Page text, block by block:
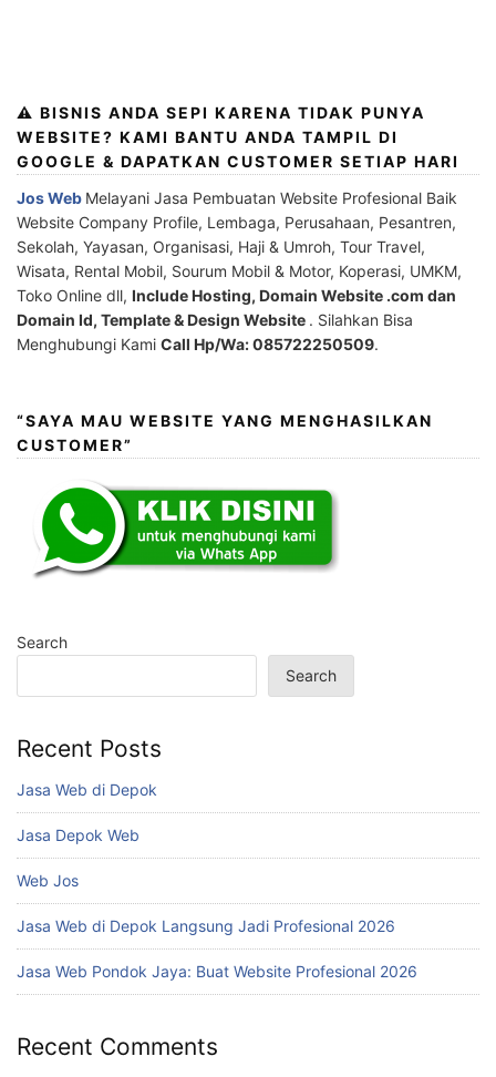
⚠️ BISNIS ANDA SEPI KARENA TIDAK PUNYA
WEBSITE? KAMI BANTU ANDA TAMPIL DI
GOOGLE & DAPATKAN CUSTOMER SETIAP HARI
Jos Web Melayani Jasa Pembuatan Website Profesional Baik
Website Company Profile, Lembaga, Perusahaan, Pesantren,
Sekolah, Yayasan, Organisasi, Haji & Umroh, Tour Travel,
Wisata, Rental Mobil, Sourum Mobil & Motor, Koperasi, UMKM,
Toko Online dll, Include Hosting, Domain Website .com dan
Domain Id, Template & Design Website . Silahkan Bisa
Menghubungi Kami Call Hp/Wa: 085722250509.
“SAYA MAU WEBSITE YANG MENGHASILKAN
CUSTOMER”
Search
Search
Recent Posts
Jasa Web di Depok
Jasa Depok Web
Web Jos
Jasa Web di Depok Langsung Jadi Profesional 2026
Jasa Web Pondok Jaya: Buat Website Profesional 2026
Recent Comments